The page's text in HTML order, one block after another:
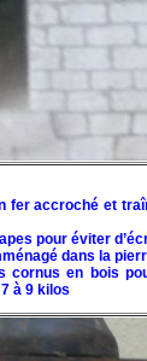
fer accroché et
pour éviter
dans la
en bois
à 9 kilos